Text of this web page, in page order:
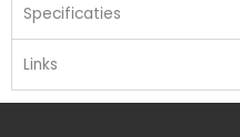
Specificaties
Links